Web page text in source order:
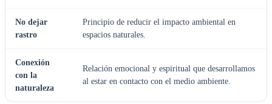
No dejar
rastro
Principio de reducir el impacto ambiental en
espacios naturales.
Conexión
con la
naturaleza
Relación emocional y espiritual que desarrollamos
al estar en contacto con el medio ambiente.